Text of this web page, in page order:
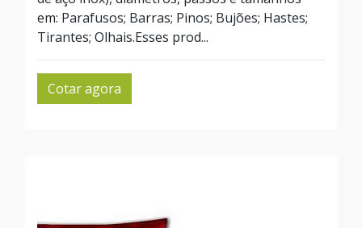
em: Parafusos; Barras; Pinos; Bujões; Hastes;
Tirantes; Olhais.Esses prod...
Cotar agora